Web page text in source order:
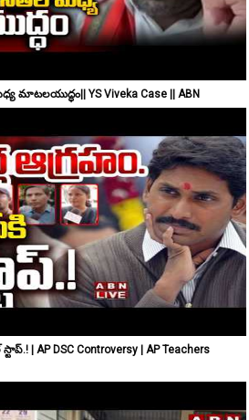
మాటలయుద్ధం|| YS Viveka Case || ABN
| AP DSC Controversy | AP Teachers